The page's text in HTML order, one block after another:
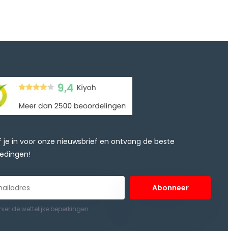
je in voor onze nieuwsbrief en ontvang de beste
Abonneer
de wettelijke beperkingen